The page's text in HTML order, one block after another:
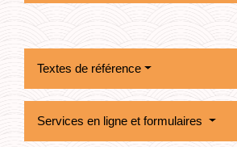
Textes de référence
Services en ligne et formulaires